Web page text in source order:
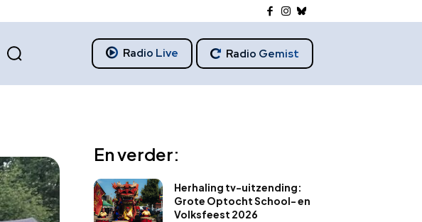
Radio Live Radio Gemist
En verder:
Herhaling tv-uitzending:
Grote Optocht School- en
Volksfeest 2026